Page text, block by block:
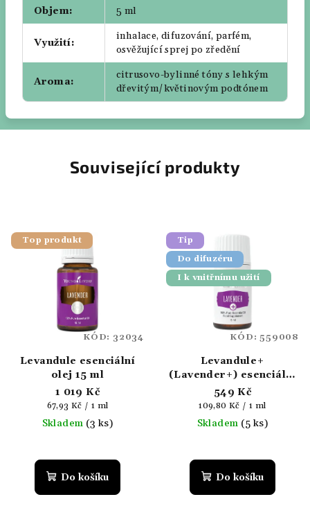
Objem: 5 ml
Využití:
inhalace, difuzování, parfém,
osvěžující sprej po zředění
Aroma:
citrusovo-bylinné tóny s lehkým
dřevitým/květinovým podtónem
Související produkty
Top produkt
Levandule esenciální
olej 15 ml
1 019 Kč
Měrná
cena:
67,93 Kč / 1 ml
Skladem (3 ks)
Do košíku
KÓD: 32034
Tip
Do difuzéru
I k vnitřnímu užití
Levandule+
(Lavender+) esenciální
olej 5 ml
549 Kč
Měrná
cena:
109,80 Kč / 1 ml
Skladem (5 ks)
Do košíku
KÓD:559008